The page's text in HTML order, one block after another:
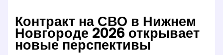
Контракт на СВО в Нижнем
Новгороде 2026 открывает
новые перспективы